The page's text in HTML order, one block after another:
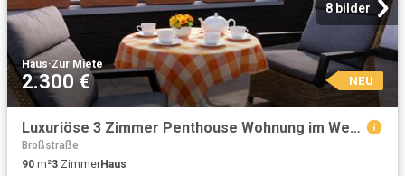
8 bilder
Haus·Zur Miete
2.300 € NEU
Luxuriöse 3 Zimmer Penthouse Wohnung im Westend Frankfurt
Broßstraße
90 m²3 ZimmerHaus